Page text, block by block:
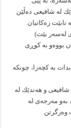
لە شافیعی دەڵێن
زەكاتیان
لەسەر بێت)
بووەو بە كوڕی
بە كچەزا، چونكە
و هەندێك لە
بەو مەرجەی لە